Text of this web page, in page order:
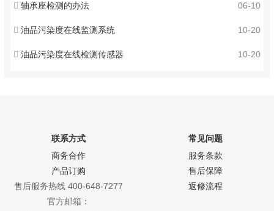
06-10
轴承座检测的办法
10-20
油品污染度在线监测系统
10-20
油品污染度在线检测传感器
联系方式
商务合作
产品订购
售后服务热线 400-648-7277
官方邮箱：
常见问题
服务条款
售后保障
返修流程